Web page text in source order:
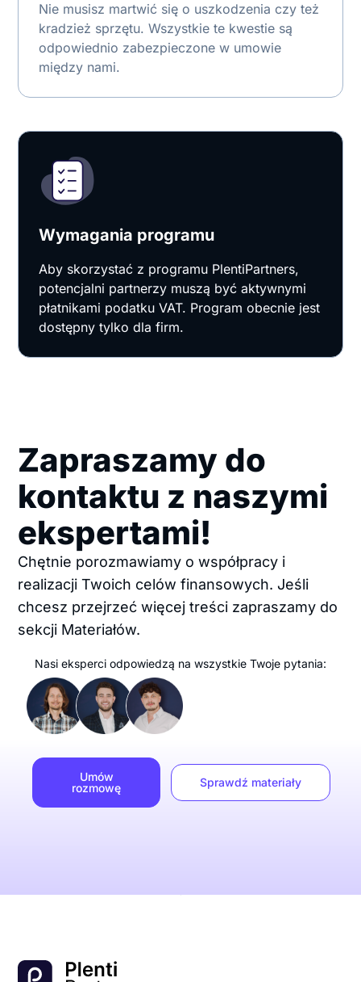
Nie musisz martwić się o uszkodzenia czy też
kradzież sprzętu. Wszystkie te kwestie są
odpowiednio zabezpieczone w umowie
między nami.
Wymagania programu
Aby skorzystać z programu PlentiPartners,
potencjalni partnerzy muszą być aktywnymi
płatnikami podatku VAT. Program obecnie jest
dostępny tylko dla firm.
Zapraszamy do
kontaktu z naszymi
ekspertami!
Chętnie porozmawiamy o współpracy i
realizacji Twoich celów finansowych. Jeśli
chcesz przejrzeć więcej treści zapraszamy do
sekcji Materiałów.
Nasi eksperci odpowiedzą na wszystkie Twoje pytania:
Umów
rozmowę
Sprawdź materiały